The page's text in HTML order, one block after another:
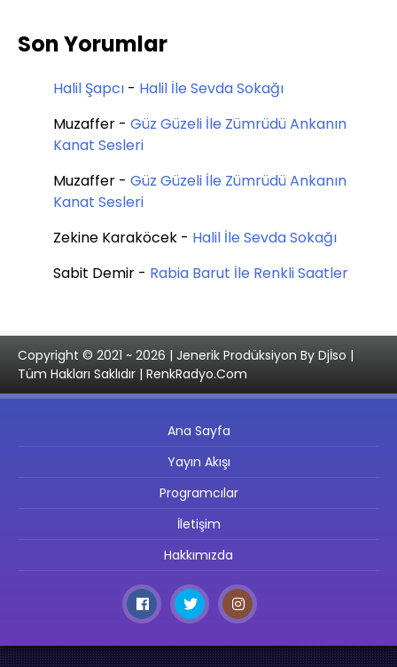
Son Yorumlar
Halil Şapcı - Halil İle Sevda Sokağı
Muzaffer - Güz Güzeli İle Zümrüdü Ankanın
Kanat Sesleri
Muzaffer - Güz Güzeli İle Zümrüdü Ankanın
Kanat Sesleri
Zekine Karaköcek - Halil İle Sevda Sokağı
Sabit Demir - Rabia Barut İle Renkli Saatler
Copyright © 2021 ~ 2026 | Jenerik Prodüksiyon By Djİso |
Tüm Hakları Saklıdır | RenkRadyo.Com
Ana Sayfa
Yayın Akışı
Programcılar
İletişim
Hakkımızda